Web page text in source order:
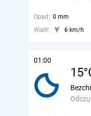
Opad: 0 mm
Wiatr:
6 km/h
01:00